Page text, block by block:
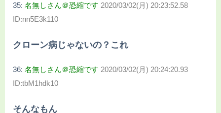
35: 名無しさん＠恐縮です 2020/03/02(月) 20:23:52.58
ID:nn5E3k110
クローン病じゃないの？これ
36: 名無しさん＠恐縮です 2020/03/02(月) 20:24:20.93
ID:tbM1hdk10
そんなもん